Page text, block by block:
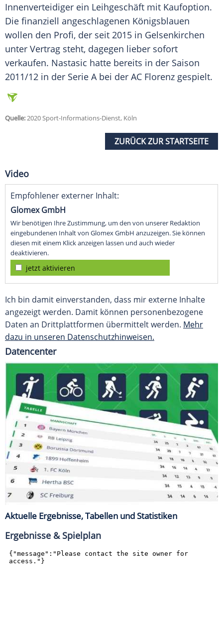
Innenverteidiger ein Leihgeschäft mit Kaufoption.
Die finanziell angeschlagenen Königsblauen
wollen den Profi, der seit 2015 in Gelsenkirchen
unter Vertrag steht, dagegen lieber sofort
verkaufen. Nastasic hatte bereits in der Saison
2011/12 in der Serie A bei der AC Florenz gespielt.
Quelle:2020 Sport-Informations-Dienst, Köln
ZURÜCK ZUR STARTSEITE
Video
Empfohlener externer Inhalt:
Glomex GmbH
Wir benötigen Ihre Zustimmung, um den von unserer Redaktion
eingebundenen Inhalt von Glomex GmbH anzuzeigen. Sie können
diesen mit einem Klick anzeigen lassen und auch wieder
deaktivieren.
jetzt aktivieren
Ich bin damit einverstanden, dass mir externe Inhalte
angezeigt werden. Damit können personenbezogene
Daten an Drittplattformen übermittelt werden. Mehr
dazu in unseren Datenschutzhinweisen.
Datencenter
Aktuelle Ergebnisse, Tabellen und Statistiken
Ergebnisse & Spielplan